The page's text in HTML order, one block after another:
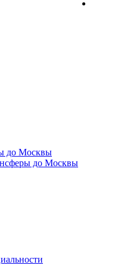
до Москвы
до Москвы